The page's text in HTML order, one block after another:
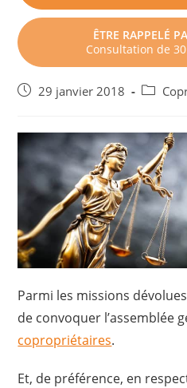
ÊTRE RAPPELÉ
Consultation de
Post29 janvier 2018
Post
Parmi les missions
de convoquer l’assemblée
copropriétaires.
Et, de préférence, en